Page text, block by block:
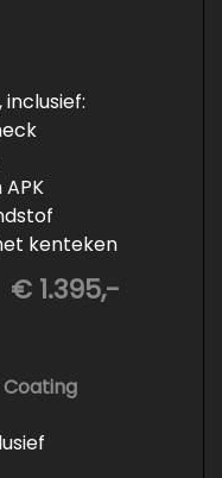
kenteken
€ 1.395,-